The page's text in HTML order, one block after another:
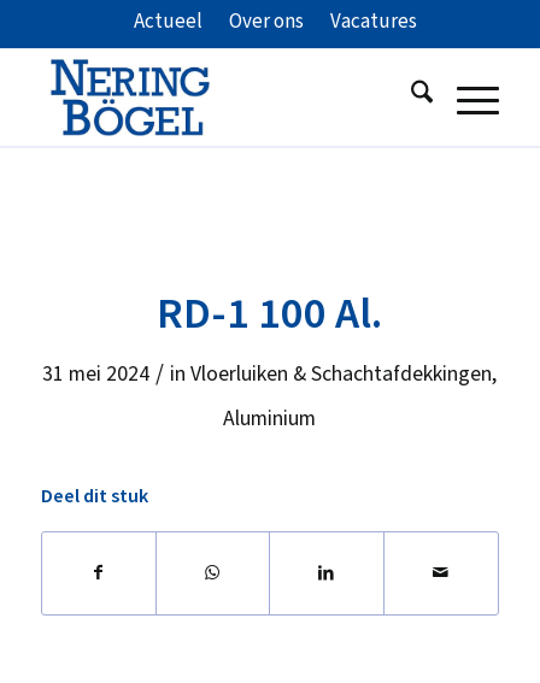
Actueel Over ons Vacatures
RD-1 100 Al.
31 mei 2024 / inVloerluiken & Schachtafdekkingen,
Aluminium
Deel dit stuk